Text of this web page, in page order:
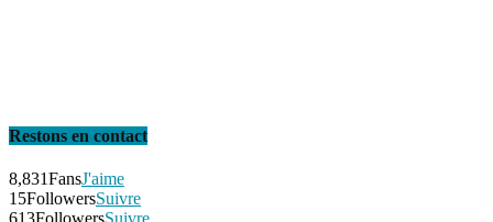
Restons en contact
8,831FansJ'aime
15FollowersSuivre